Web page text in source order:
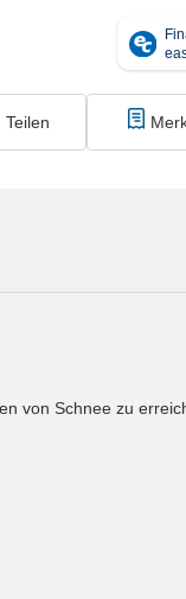
Teilen
von Schnee zu